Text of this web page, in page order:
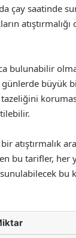
çay saatinde
bulunabilir
büyük
atıştırmalık
bu tarifler, her
bu